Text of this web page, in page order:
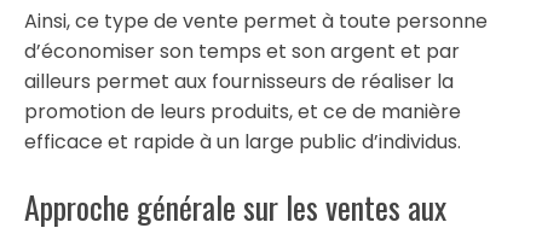
Ainsi, ce type de vente permet à toute personne
d’économiser son temps et son argent et par
ailleurs permet aux fournisseurs de réaliser la
promotion de leurs produits, et ce de manière
efficace et rapide à un large public d’individus.
Approche générale sur les ventes aux